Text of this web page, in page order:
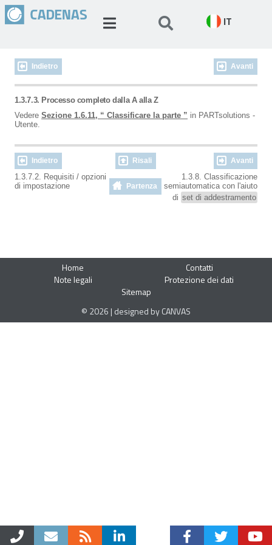
IT
Indietro Avanti
1.3.7.3. Processo completo dalla A alla Z
Vedere Sezione 1.6.11, “ Classificare la parte ” in PARTsolutions -
Utente.
Indietro Risali Avanti
1.3.7.2. Requisiti / opzioni
di impostazione
Partenza
1.3.8. Classificazione
semiautomatica con l'aiuto
di set di addestramento
Home
Contatti
Note legali
Protezione dei dati
Sitemap
© 2026 | designed by CANVAS